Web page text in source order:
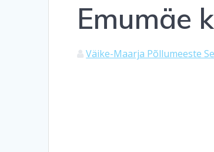
Emumäe
Väike-Maarja Põllumeeste